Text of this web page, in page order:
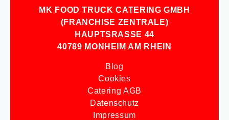
MK FOOD TRUCK CATERING GMBH
(FRANCHISE ZENTRALE)
HAUPTSRASSE 44
40789 MONHEIM AM RHEIN
Blog
Cookies
Catering AGB
Datenschutz
Impressum